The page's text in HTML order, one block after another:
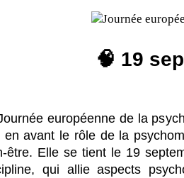
🧠 19
européenne de la
en avant le rôle de la
être. Elle se tient le 19
qui allie aspects